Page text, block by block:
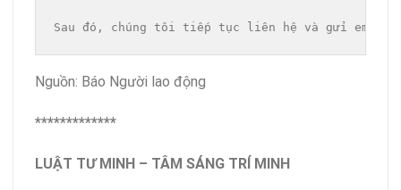
Sau đó, chúng tôi tiếp tục liên hệ và gửi email
Nguồn: Báo Người lao động
*************
LUẬT TƯ MINH – TÂM SÁNG TRÍ MINH